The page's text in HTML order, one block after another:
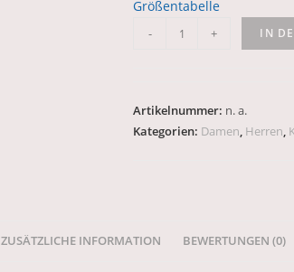
Größentabelle
- + IN
Artikelnummer: n. a.
Kategorien: Damen, Herren,
ZUSÄTZLICHE INFORMATION BEWERTUNGEN (0)